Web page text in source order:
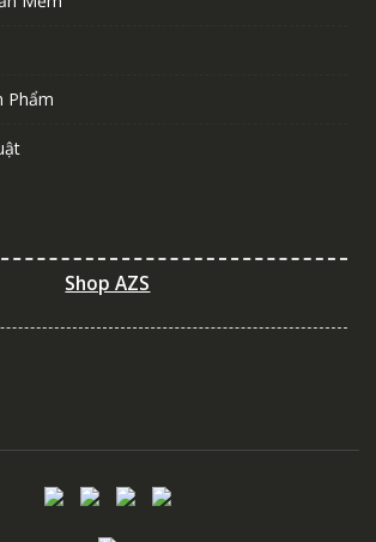
Phẩm
Shop AZS